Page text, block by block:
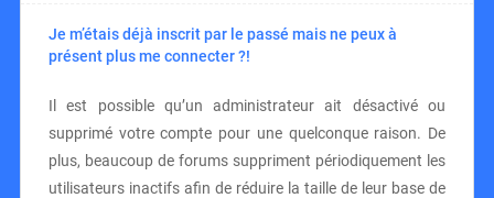
Je m’étais déjà inscrit par le passé mais ne peux à
présent plus me connecter ?!
Il est possible qu’un administrateur ait désactivé ou
supprimé votre compte pour une quelconque raison. De
plus, beaucoup de forums suppriment périodiquement les
utilisateurs inactifs afin de réduire la taille de leur base de